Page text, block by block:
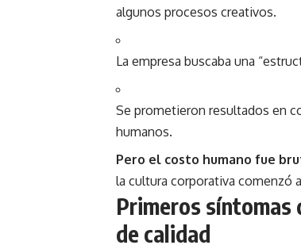
algunos procesos creativos.
La empresa buscaba una
Se prometieron resultados en
humanos.
Pero el costo humano fue
la cultura corporativa comenzó
Primeros síntomas
de calidad